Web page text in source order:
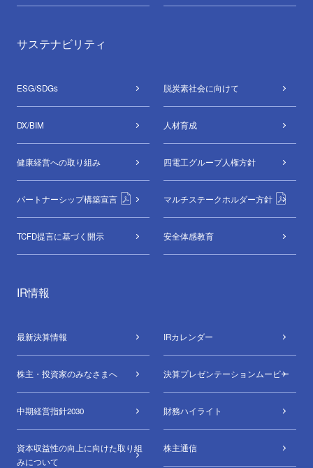
サステナビリティ
ESG/SDGs 脱炭素社会に向けて
DX/BIM ⼈材育成
健康経営への取り組み 四電工グループ人権方針
パートナーシップ構築宣言 マルチステークホルダー方針
TCFD提言に基づく開示 安全体感教育
IR情報
最新決算情報 IRカレンダー
株主・投資家のみなさまへ 決算プレゼンテーションムービー
中期経営指針2030 財務ハイライト
資本収益性の向上に向けた取り組
みについて
株主通信